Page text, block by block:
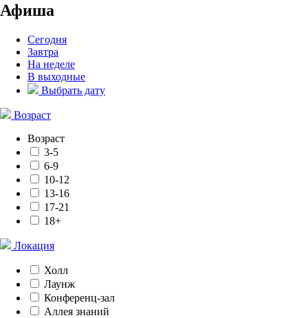
Афиша
Сегодня
Завтра
На неделе
В выходные
Выбрать дату
Возраст
Возраст
3-5
6-9
10-12
13-16
17-21
18+
Локация
Холл
Лаунж
Конференц-зал
Аллея знаний